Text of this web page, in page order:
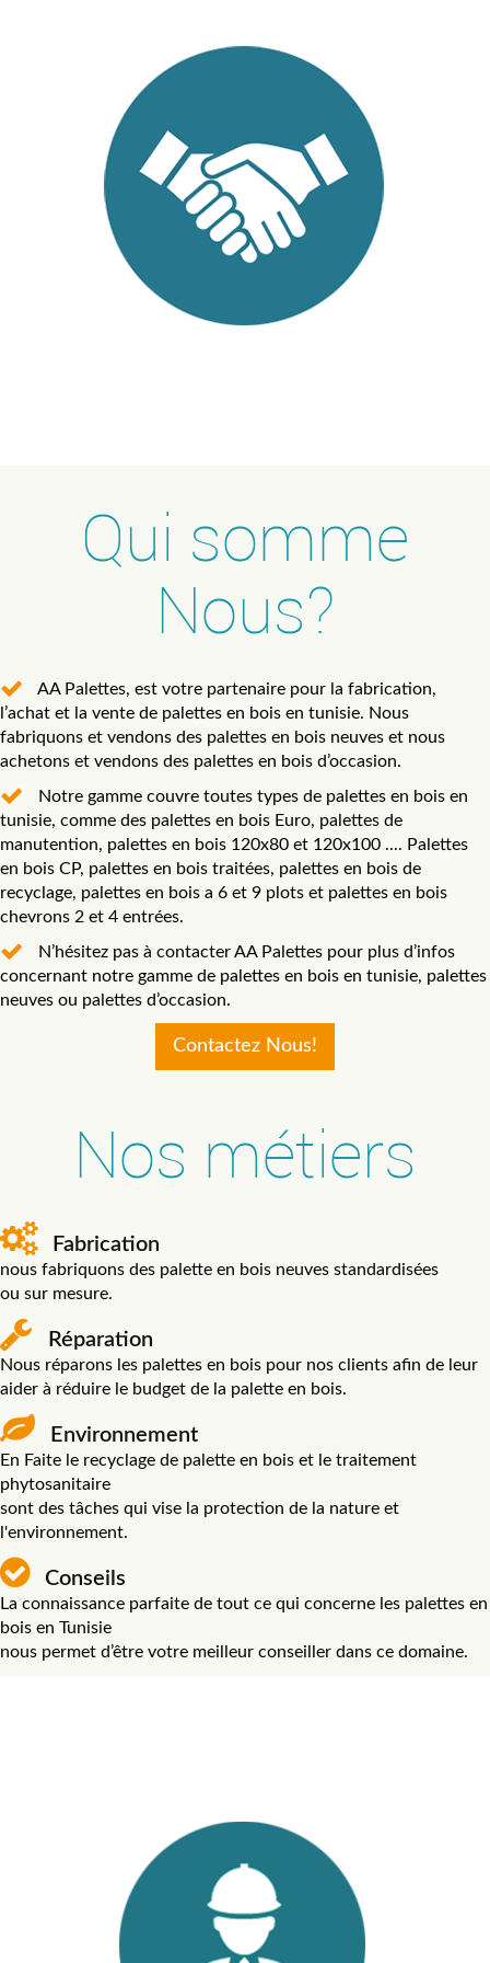
Qui somme
Nous?
AA Palettes, est votre partenaire pour la fabrication,
l’achat et la vente de palettes en bois en tunisie. Nous
fabriquons et vendons des palettes en bois neuves et nous
achetons et vendons des palettes en bois d’occasion.
Notre gamme couvre toutes types de palettes en bois en
tunisie, comme des palettes en bois Euro, palettes de
manutention, palettes en bois 120x80 et 120x100 .... Palettes
en bois CP, palettes en bois traitées, palettes en bois de
recyclage, palettes en bois a 6 et 9 plots et palettes en bois
chevrons 2 et 4 entrées.
N’hésitez pas à contacter AA Palettes pour plus d’infos
concernant notre gamme de palettes en bois en tunisie, palettes
neuves ou palettes d’occasion.
Contactez Nous!
Nos métiers
Fabrication
nous fabriquons des palette en bois neuves standardisées
ou sur mesure.
Réparation
Nous réparons les palettes en bois pour nos clients afin de leur
aider à réduire le budget de la palette en bois.
Environnement
En Faite le recyclage de palette en bois et le traitement
phytosanitaire
sont des tâches qui vise la protection de la nature et
l'environnement.
Conseils
La connaissance parfaite de tout ce qui concerne les palettes en
bois en Tunisie
nous permet d’être votre meilleur conseiller dans ce domaine.